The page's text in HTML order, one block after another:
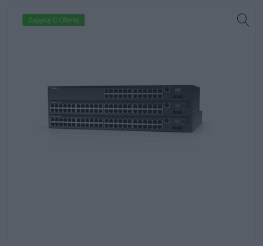
Zapytaj O Ofertę